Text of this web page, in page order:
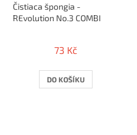
Čistiaca špongia -
REvolution No.3 COMBI
73 Kč
DO KOŠÍKU